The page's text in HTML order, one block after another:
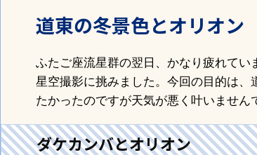
道東の冬景色とオリオン
ふたご座流星群の翌日、かなり疲れて
星空撮影に挑みました。今回の目的は
たかったのですが天気が悪く叶いません
ダケカンバとオリオン